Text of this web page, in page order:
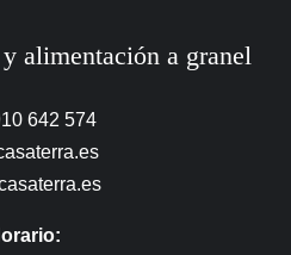
alimentación a granel
642 574